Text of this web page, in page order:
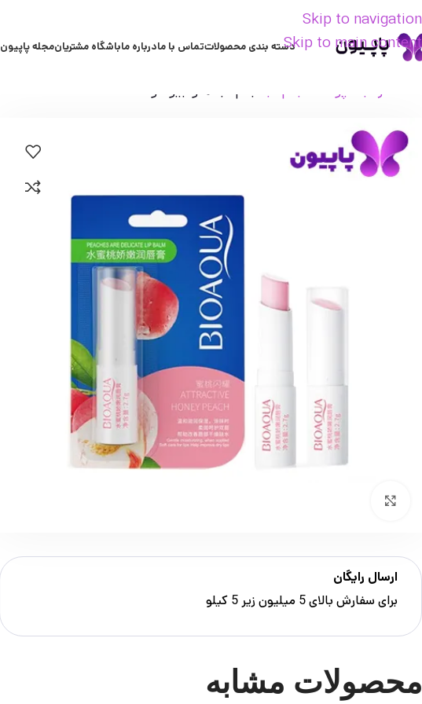
Skip to navigation
Skip to main contentدسته بندی محصولاتتماس با مادرباره ماباشگاه مشتریانمجله پاپیون
مراقبت پوست بالم لب بالم لب هلو بیوآکوا
ارسال رایگان
برای سفارش‌ بالای 5 میلیون زیر 5 کیلو
محصولات مشابه